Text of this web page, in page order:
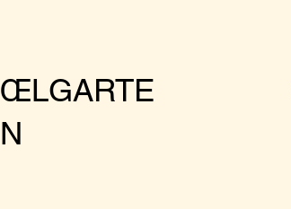
ŒLGARTE
N